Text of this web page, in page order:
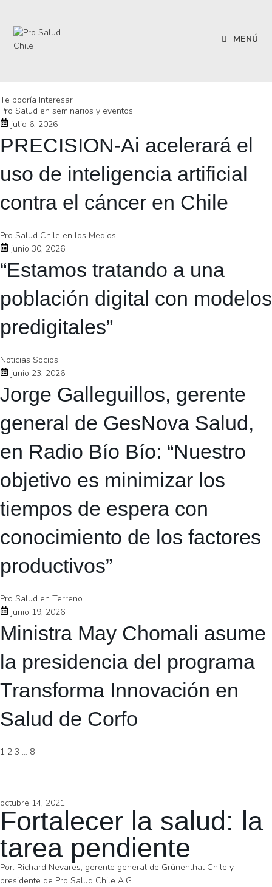
MENÚ
Te podría Interesar
Pro Salud en seminarios y eventos
julio 6, 2026
PRECISION-Ai acelerará el
uso de inteligencia artificial
contra el cáncer en Chile
Pro Salud Chile en los Medios
junio 30, 2026
“Estamos tratando a una
población digital con modelos
predigitales”
Noticias Socios
junio 23, 2026
Jorge Galleguillos, gerente
general de GesNova Salud,
en Radio Bío Bío: “Nuestro
objetivo es minimizar los
tiempos de espera con
conocimiento de los factores
productivos”
Pro Salud en Terreno
junio 19, 2026
Ministra May Chomali asume
la presidencia del programa
Transforma Innovación en
Salud de Corfo
1 2 3 … 8
octubre 14, 2021
Fortalecer la salud: la
tarea pendiente
Por: Richard Nevares, gerente general de Grünenthal Chile y
presidente de Pro Salud Chile A.G.